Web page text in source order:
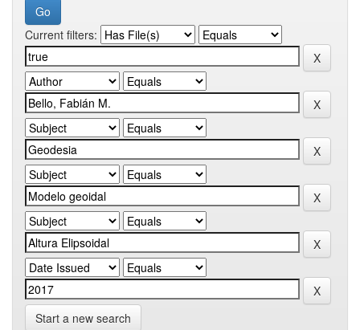
Current filters:
Start a new search